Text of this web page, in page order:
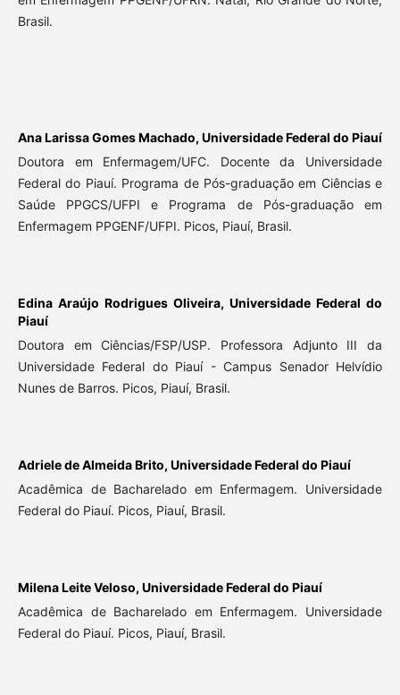
Brasil.
Ana Larissa Gomes Machado, Universidade Federal do Piauí
Doutora em Enfermagem/UFC. Docente da Universidade
Federal do Piauí. Programa de Pós-graduação em Ciências e
Saúde PPGCS/UFPI e Programa de Pós-graduação em
Enfermagem PPGENF/UFPI. Picos, Piauí, Brasil.
Edina Araújo Rodrigues Oliveira,Universidade Federal do
Piauí
Doutora em Ciências/FSP/USP. Professora Adjunto III da
Universidade Federal do Piauí - Campus Senador Helvídio
Nunes de Barros. Picos, Piauí, Brasil.
Adriele de Almeida Brito, Universidade Federal do Piauí
Acadêmica de Bacharelado em Enfermagem. Universidade
Federal do Piauí. Picos, Piauí, Brasil.
Milena Leite Veloso, Universidade Federal do Piauí
Acadêmica de Bacharelado em Enfermagem. Universidade
Federal do Piauí. Picos, Piauí, Brasil.